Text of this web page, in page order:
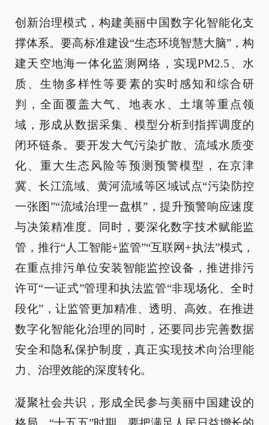
创新治理模式，构建美丽中国数字化智能化支
撑体系。要高标准建设“生态环境智慧大脑”，构
建天空地海一体化监测网络，实现PM2.5、水
质、生物多样性等要素的实时感知和综合研
判，全面覆盖大气、地表水、土壤等重点领
域，形成从数据采集、模型分析到指挥调度的
闭环链条。要开发大气污染扩散、流域水质变
化、重大生态风险等预测预警模型，在京津
冀、长江流域、黄河流域等区域试点“污染防控
一张图”“流域治理一盘棋”，提升预警响应速度
与决策精准度。同时，要深化数字技术赋能监
管，推行“人工智能+监管”“互联网+执法”模式，
在重点排污单位安装智能监控设备，推进排污
许可“一证式”管理和执法监管“非现场化、全时
段化”，让监管更加精准、透明、高效。在推进
数字化智能化治理的同时，还要同步完善数据
安全和隐私保护制度，真正实现技术向治理能
力、治理效能的深度转化。
凝聚社会共识，形成全民参与美丽中国建设的